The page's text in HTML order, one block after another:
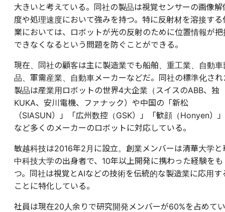
大きいと考えている。同社の製品は視覚センサーの画像解
度や処理速度において強みを持つ。特に反射材を溶接する
業においては、ロボットが光の反射のために位置情報が把
できなくなるという問題を防ぐことができる。
現在、同社の顧客は主に製造業でも船舶、重工業、自動車
品、軍需産業、自動車メーカーなどだ。同社の標準化され
製品は産業用ロボットの世界4大企業（スイスのABB、独
KUKA、安川電機、ファナック）や中国の「新松
（SIASUN）」「広州数控（GSK）」「歓顔（Honyen）」
など多くのメーカーのロボットに対応している。
敏越科技は2016年2月に設立。創業メンバーは清華大学と
中科技大学の出身者で、10年以上開発に携わった経験をも
つ。同社は視覚とAIなどの技術を伝統的な製造業に応用す
ことに特化している。
社員は現在20人余りで研究開発メンバーが60%を占めてい